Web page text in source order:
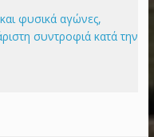
φυσικά αγώνες,
συντροφιά κατά την